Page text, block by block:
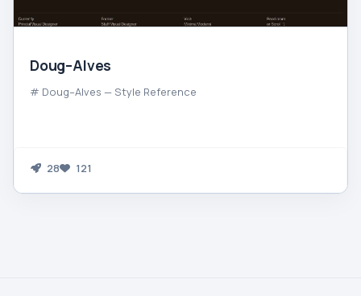
Doug–Alves
# Doug–Alves — Style Reference
28 121